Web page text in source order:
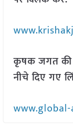
कृषक जगत की
नीचे दिए गए